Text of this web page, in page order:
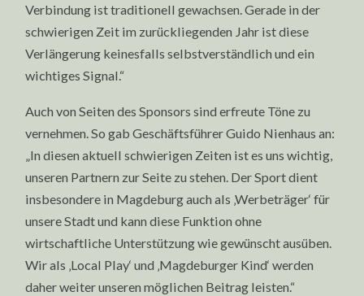
Verbindung ist traditionell gewachsen. Gerade in der
schwierigen Zeit im zurückliegenden Jahr ist diese
Verlängerung keinesfalls selbstverständlich und ein
wichtiges Signal.“
Auch von Seiten des Sponsors sind erfreute Töne zu
vernehmen. So gab Geschäftsführer Guido Nienhaus an:
„In diesen aktuell schwierigen Zeiten ist es uns wichtig,
unseren Partnern zur Seite zu stehen. Der Sport dient
insbesondere in Magdeburg auch als ‚Werbeträger‘ für
unsere Stadt und kann diese Funktion ohne
wirtschaftliche Unterstützung wie gewünscht ausüben.
Wir als ‚Local Play‘ und ‚Magdeburger Kind‘ werden
daher weiter unseren möglichen Beitrag leisten.“